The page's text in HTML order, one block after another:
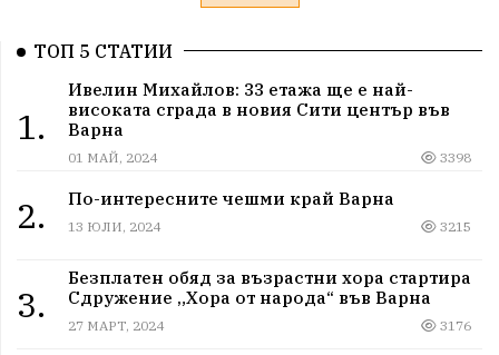
ТОП 5 СТАТИИ
1.
Ивелин Михайлов: 33 етажа ще е най-
високата сграда в новия Сити център във
Варна
01 МАЙ, 2024 3398
2. По-интересните чешми край Варна
13 ЮЛИ, 2024 3215
3.
Безплатен обяд за възрастни хора стартира
Сдружение „Хора от народа“ във Варна
27 МАРТ, 2024 3176